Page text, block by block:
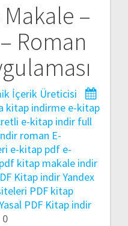
–
Roman
İçerik Üreticisi
kitap indirme e-kitap
e-kitap indir full
roman E-
e-kitap pdf e-
kitap makale indir
Kitap indir Yandex
PDF kitap
PDF Kitap indir
0